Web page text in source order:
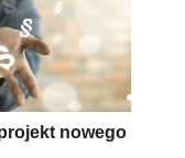
nowego